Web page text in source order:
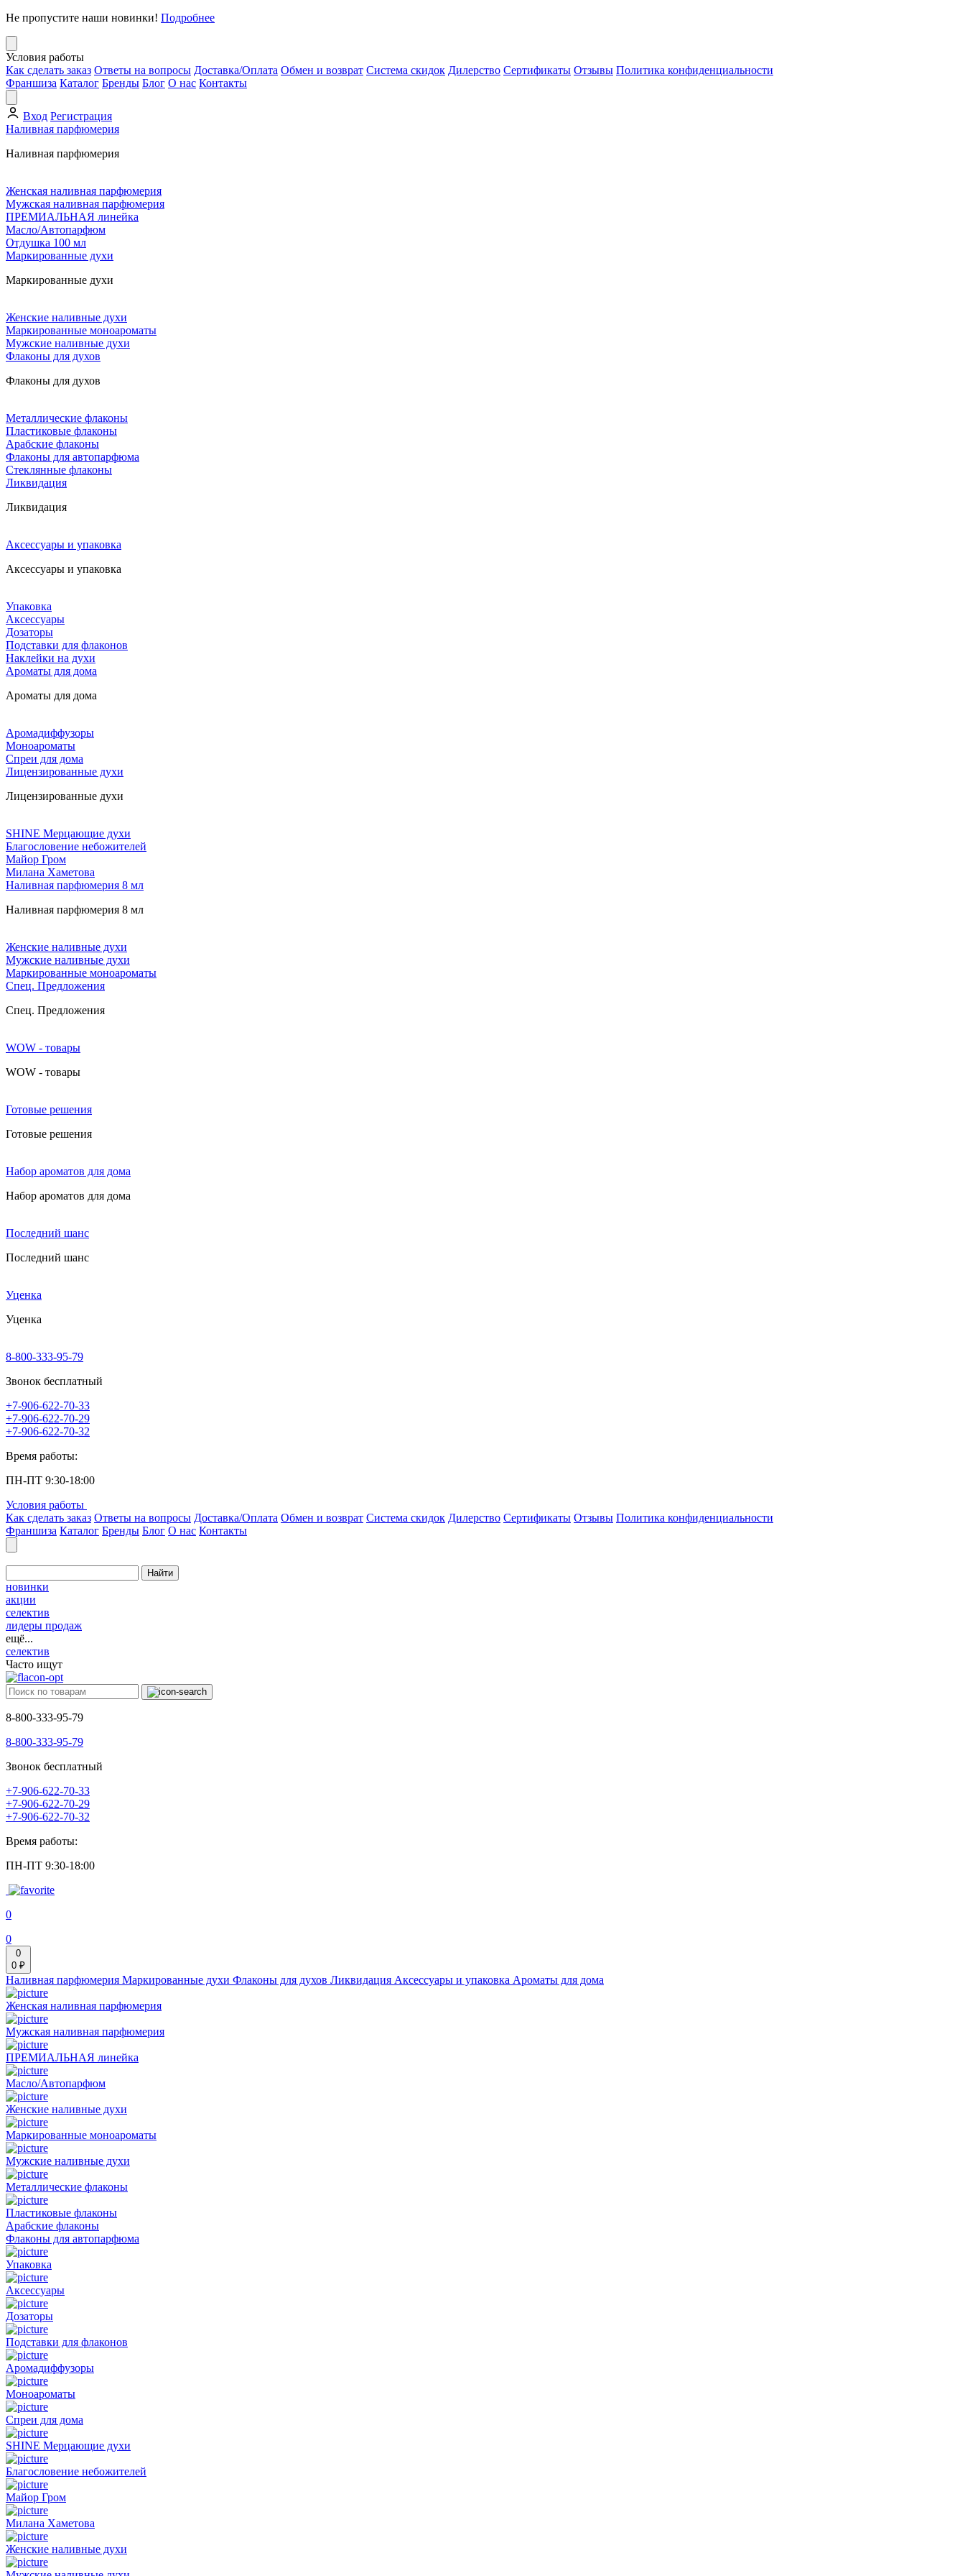
Не пропустите наши новинки! Подробнее
Условия работы
Как сделать заказ Ответы на вопросы Доставка/Оплата Обмен и возврат Система скидок Дилерство Сертификаты Отзывы Политика конфиденциальности
Франшиза Каталог Бренды Блог О нас Контакты
Вход Регистрация
Наливная парфюмерия
Наливная парфюмерия
Женская наливная парфюмерия
Мужская наливная парфюмерия
ПРЕМИАЛЬНАЯ линейка
Масло/Автопарфюм
Отдушка 100 мл
Маркированные духи
Маркированные духи
Женские наливные духи
Маркированные моноароматы
Мужские наливные духи
Флаконы для духов
Флаконы для духов
Металлические флаконы
Пластиковые флаконы
Арабские флаконы
Флаконы для автопарфюма
Стеклянные флаконы
Ликвидация
Ликвидация
Аксессуары и упаковка
Аксессуары и упаковка
Упаковка
Аксессуары
Дозаторы
Подставки для флаконов
Наклейки на духи
Ароматы для дома
Ароматы для дома
Аромадиффузоры
Моноароматы
Спреи для дома
Лицензированные духи
Лицензированные духи
SHINE Мерцающие духи
Благословение небожителей
Майор Гром
Милана Хаметова
Наливная парфюмерия 8 мл
Наливная парфюмерия 8 мл
Женские наливные духи
Мужские наливные духи
Маркированные моноароматы
Cпец. Предложения
Cпец. Предложения
WOW - товары
WOW - товары
Готовые решения
Готовые решения
Набор ароматов для дома
Набор ароматов для дома
Последний шанс
Последний шанс
Уценка
Уценка
8-800-333-95-79
Звонок бесплатный
+7-906-622-70-33
+7-906-622-70-29
+7-906-622-70-32
Время работы:
ПН-ПТ 9:30-18:00
Условия работы
Как сделать заказ Ответы на вопросы Доставка/Оплата Обмен и возврат Система скидок Дилерство Сертификаты Отзывы Политика конфиденциальности
Франшиза Каталог Бренды Блог О нас Контакты
Найти
новинки
акции
селектив
лидеры продаж
ещё...
селектив
Часто ищут
8-800-333-95-79
8-800-333-95-79
Звонок бесплатный
+7-906-622-70-33
+7-906-622-70-29
+7-906-622-70-32
Время работы:
ПН-ПТ 9:30-18:00
0
0
0
0 ₽
Наливная парфюмерия Маркированные духи Флаконы для духов Ликвидация Аксессуары и упаковка Ароматы для дома
Женская наливная парфюмерия
Мужская наливная парфюмерия
ПРЕМИАЛЬНАЯ линейка
Масло/Автопарфюм
Женские наливные духи
Маркированные моноароматы
Мужские наливные духи
Металлические флаконы
Пластиковые флаконы
Арабские флаконы
Флаконы для автопарфюма
Упаковка
Аксессуары
Дозаторы
Подставки для флаконов
Аромадиффузоры
Моноароматы
Спреи для дома
SHINE Мерцающие духи
Благословение небожителей
Майор Гром
Милана Хаметова
Женские наливные духи